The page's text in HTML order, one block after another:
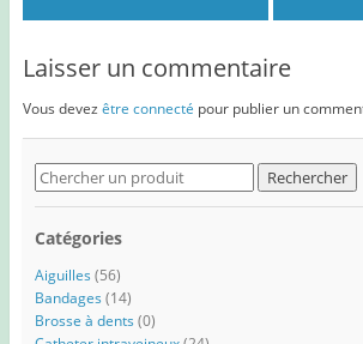
Laisser un commentaire
Vous devez être connecté pour publier un
Search
for:
Catégories
Aiguilles (56)
Bandages (14)
Brosse à dents (0)